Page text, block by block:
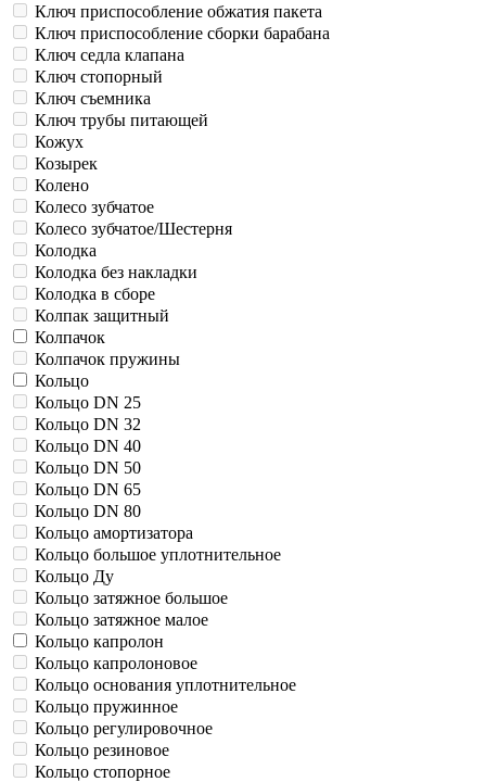
Ключ приспособление обжатия пакета
Ключ приспособление сборки барабана
Ключ седла клапана
Ключ стопорный
Ключ съемника
Ключ трубы питающей
Кожух
Козырек
Колено
Колесо зубчатое
Колесо зубчатое/Шестерня
Колодка
Колодка без накладки
Колодка в сборе
Колпак защитный
Колпачок
Колпачок пружины
Кольцо
Кольцо DN 25
Кольцо DN 32
Кольцо DN 40
Кольцо DN 50
Кольцо DN 65
Кольцо DN 80
Кольцо амортизатора
Кольцо большое уплотнительное
Кольцо Ду
Кольцо затяжное большое
Кольцо затяжное малое
Кольцо капролон
Кольцо капролоновое
Кольцо основания уплотнительное
Кольцо пружинное
Кольцо регулировочное
Кольцо резиновое
Кольцо стопорное